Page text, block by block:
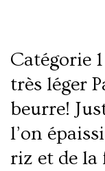
Catégorie
très léger
beurre!
l’on
riz et de la